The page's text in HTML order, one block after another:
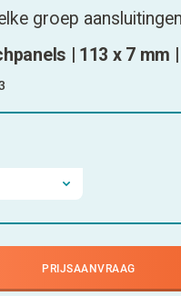
groep
| 113 x 7 mm |
PRIJSAANVRAAG